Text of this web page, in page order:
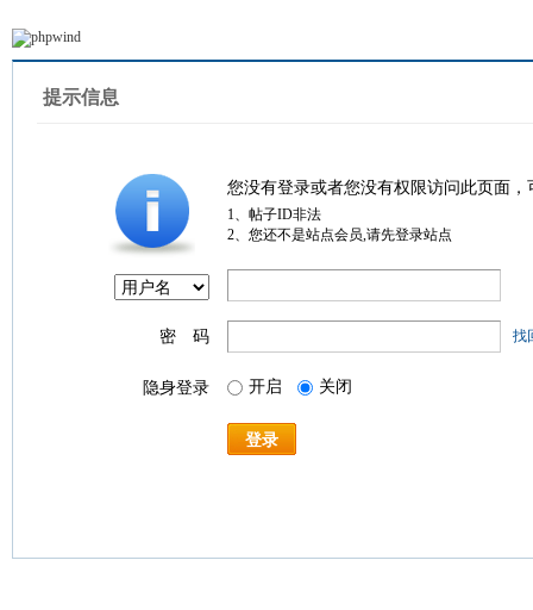
提示信息
您没有登录或者您没有权限访问此页面
1、帖子ID非法
2、您还不是站点会员,请先登录站点
密 码 找
隐身登录 开启 关闭
登录